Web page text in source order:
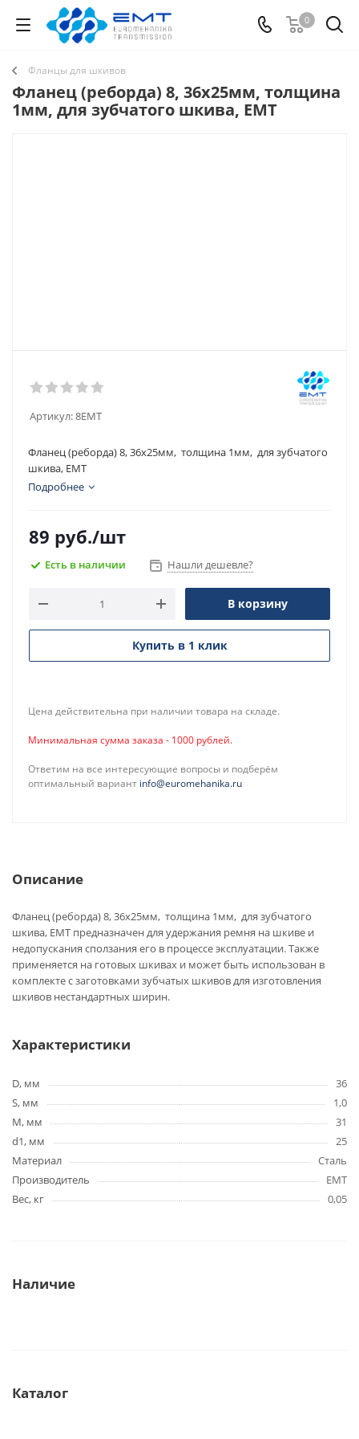
0
Фланцы для шкивов
Фланец (реборда) 8, 36х25мм, толщина
1мм, для зубчатого шкива, EMT
Артикул:8EMT
Фланец (реборда) 8, 36х25мм, толщина 1мм, для зубчатого
шкива, EMT
Подробнее
89 руб./шт
Есть в наличии Нашли дешевле?
В корзину
Купить в 1 клик
Цена действительна при наличии товара на складе.
Минимальная сумма заказа - 1000 рублей.
Ответим на все интересующие вопросы и подберём
оптимальный вариант info@euromehanika.ru
Описание
Фланец (реборда) 8, 36х25мм, толщина 1мм, для зубчатого
шкива, EMT предназначен для удержания ремня на шкиве и
недопускания сползания его в процессе эксплуатации. Также
применяется на готовых шкивах и может быть использован в
комплекте с заготовками зубчатых шкивов для изготовления
шкивов нестандартных ширин.
Характеристики
D, мм
36
S, мм
1,0
M, мм
31
d1, мм
25
Материал
Сталь
Производитель
EMT
Вес, кг
0,05
Наличие
Каталог